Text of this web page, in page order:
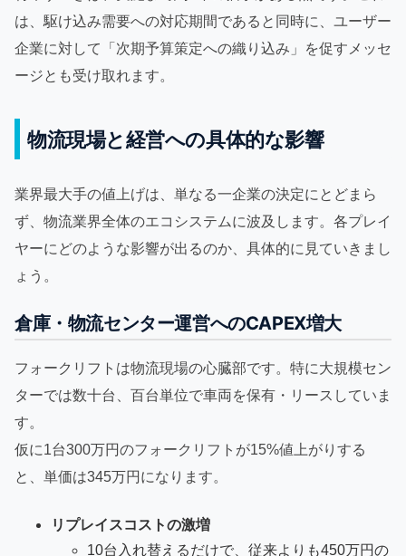
は、駆け込み需要への対応期間であると同時に、ユーザー
企業に対して「次期予算策定への織り込み」を促すメッセ
ージとも受け取れます。
物流現場と経営への具体的な影響
業界最大手の値上げは、単なる一企業の決定にとどまら
ず、物流業界全体のエコシステムに波及します。各プレイ
ヤーにどのような影響が出るのか、具体的に見ていきまし
ょう。
倉庫・物流センター運営へのCAPEX増大
フォークリフトは物流現場の心臓部です。特に大規模セン
ターでは数十台、百台単位で車両を保有・リースしていま
す。
仮に1台300万円のフォークリフトが15%値上がりする
と、単価は345万円になります。
リプレイスコストの激増
10台入れ替えるだけで、従来よりも450万円の